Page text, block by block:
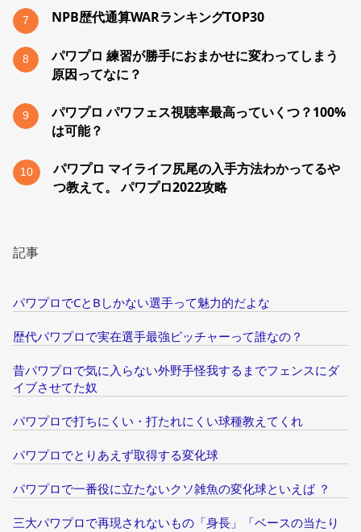
7 NPB歴代通算WARランキングTOP30
8
パワプロ 練習が勝手におまかせに変わってしまう
原因ってなに？
9
パワプロ パワフェス視聴率最高っていくつ？100%
は可能？
10
パワプロ マイライフ尻尾の入手方法わかってるや
つ教えて。 パワプロ2022攻略
記事
パワプロでCとBしかない選手って魅力的だよな
歴代パワプロで実在選手最強ピッチャーって誰なの？
昔パワプロで気に入らない外野手怪我するまでフェンスにダ
イブさせてた奴
パワプロで打ちにくい・打たれにくい球種教えてくれ
パワプロでとりあえず取得する変化球
パワプロで一番役に立たないクソ雑魚の変化球といえば ？
三大パワプロで再現されないもの「身長」「ベースの当たり